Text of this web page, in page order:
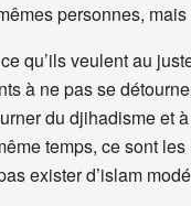
personnes,
qu’ils veulent au
à ne pas se
du djihadisme et
temps, ce sont
exister d’islam